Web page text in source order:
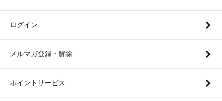
ログイン
メルマガ登録・解除
ポイントサービス